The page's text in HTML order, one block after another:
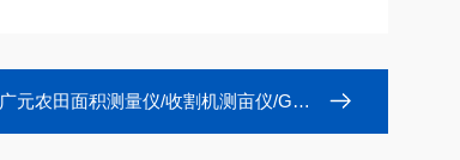
广元农田面积测量仪/收割机测亩仪/GPS面积仪